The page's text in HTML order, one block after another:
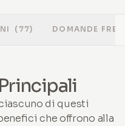
(77) DOMANDE
di questi
che offrono alla